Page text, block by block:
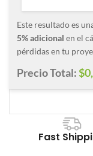
Este resultado es
5% adicional en el
pérdidas en tu
Precio Total:
Fast